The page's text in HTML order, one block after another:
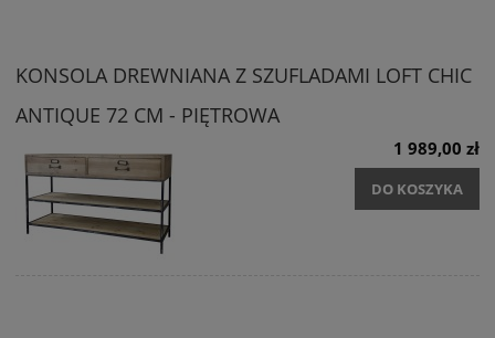
KONSOLA DREWNIANA Z SZUFLADAMI LOFT CHIC
ANTIQUE 72 CM - PIĘTROWA
1 989,00 zł
DO KOSZYKA